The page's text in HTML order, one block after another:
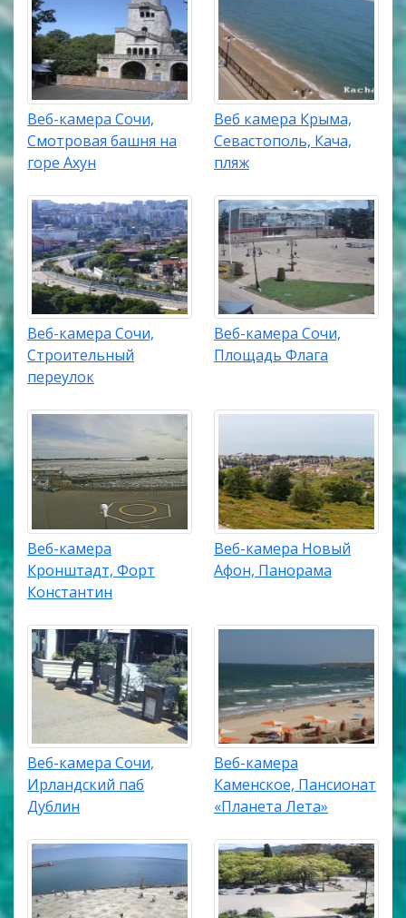
Веб-камера Сочи,
Смотровая башня на
горе Ахун
Веб камера Крыма,
Севастополь, Кача,
пляж
Веб-камера Сочи,
Строительный
переулок
Веб-камера Сочи,
Площадь Флага
Веб-камера
Кронштадт, Форт
Константин
Веб-камера Новый
Афон, Панорама
Веб-камера Сочи,
Ирландский паб
Дублин
Веб-камера
Каменское, Пансионат
«Планета Лета»